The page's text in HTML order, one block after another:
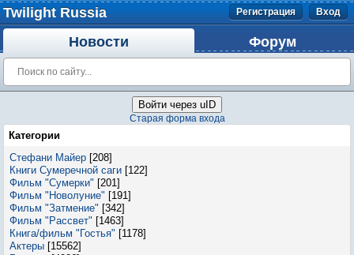
Twilight Russia Регистрация Вход
Новости Форум
Войти через uID
Старая форма входа
Категории
Стефани Майер [208]
Книги Сумеречной саги [122]
Фильм "Сумерки" [201]
Фильм "Новолуние" [191]
Фильм "Затмение" [342]
Фильм "Рассвет" [1463]
Книга/фильм "Гостья" [1178]
Актеры [15562]